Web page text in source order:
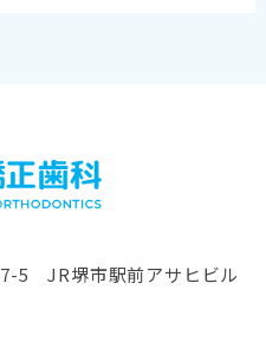
5 JR堺市駅前アサヒビル